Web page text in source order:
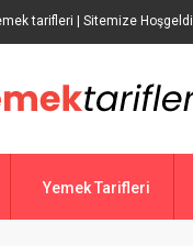
tarifleri | Sitemize
Yemek Tarifleri